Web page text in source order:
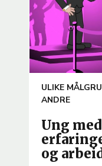
ARTICLE
TEMA
ULIKE
ANDRE
Ung
og